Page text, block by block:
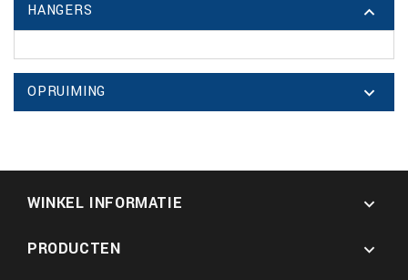
HANGERS 
OPRUIMING 
WINKEL INFORMATIE 
PRODUCTEN
